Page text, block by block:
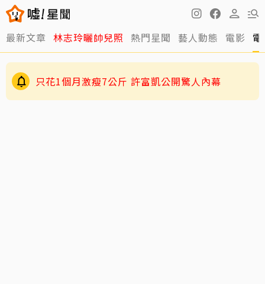
最新文章 林志玲曬帥兒照 熱門星聞 藝人動態 電影
只花1個月激瘦7公斤 許富凱公開驚人內幕